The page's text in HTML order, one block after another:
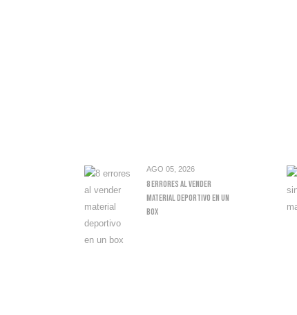
AGO 05, 2026
8 Errores Al Vender
Material Deportivo En Un
Box